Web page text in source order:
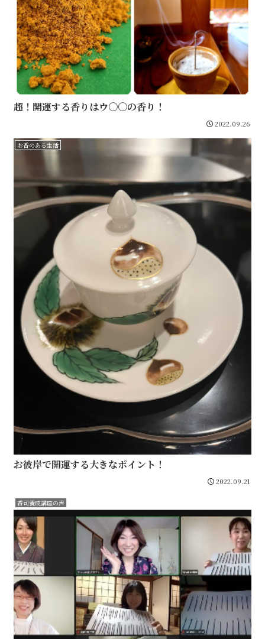
超！開運する香りはウ〇〇の香り！
2022.09.26
お香のある生活
お彼岸で開運する大きなポイント！
2022.09.21
香司養成講座の声